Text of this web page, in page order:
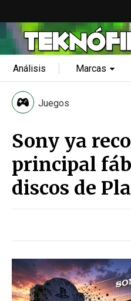
Análisis Marcas
Juegos
Sony ya
principal
discos de